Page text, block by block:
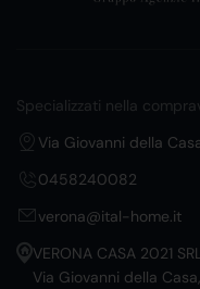
Specializzati nella
Via Giovanni della
0458240082
verona@ital-home.it
VERONA CASA 2021
Via Giovanni della Casa,